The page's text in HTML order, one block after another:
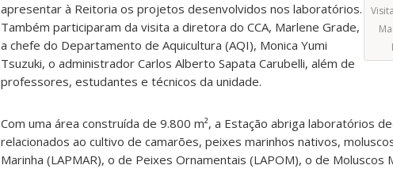
apresentar à Reitoria os projetos desenvolvidos nos laboratórios.
Também participaram da visita a diretora do CCA, Marlene Grade,
a chefe do Departamento de Aquicultura (AQI), Monica Yumi
Tsuzuki, o administrador Carlos Alberto Sapata Carubelli, além de
professores, estudantes e técnicos da unidade.
Com uma área construída de 9.800 m², a Estação abriga laboratórios
relacionados ao cultivo de camarões, peixes marinhos nativos,
Marinha (LAPMAR), o de Peixes Ornamentais (LAPOM), o de Moluscos